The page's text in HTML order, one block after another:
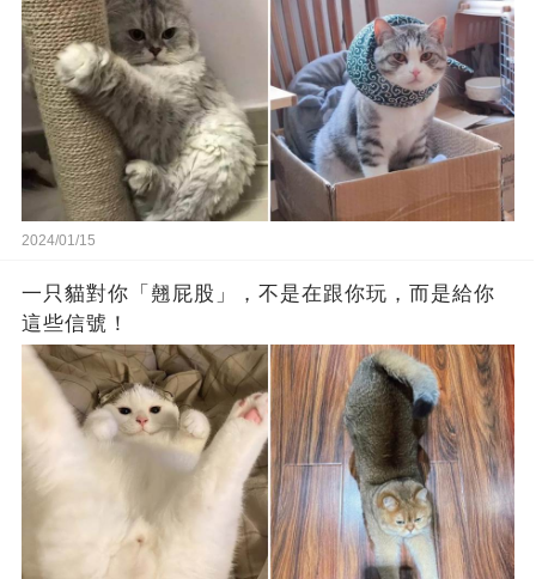
2024/01/15
一只貓對你「翹屁股」，不是在跟你玩，而是給你
這些信號！